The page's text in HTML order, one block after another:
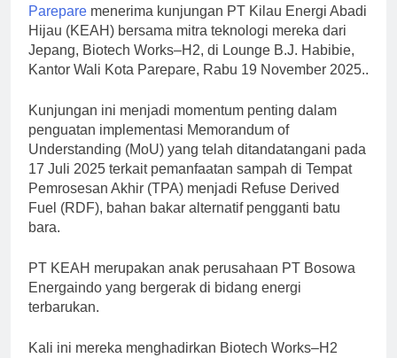
Parepare menerima kunjungan PT Kilau Energi Abadi
Hijau (KEAH) bersama mitra teknologi mereka dari
Jepang, Biotech Works–H2, di Lounge B.J. Habibie,
Kantor Wali Kota Parepare, Rabu 19 November 2025..
Kunjungan ini menjadi momentum penting dalam
penguatan implementasi Memorandum of
Understanding (MoU) yang telah ditandatangani pada
17 Juli 2025 terkait pemanfaatan sampah di Tempat
Pemrosesan Akhir (TPA) menjadi Refuse Derived
Fuel (RDF), bahan bakar alternatif pengganti batu
bara.
PT KEAH merupakan anak perusahaan PT Bosowa
Energaindo yang bergerak di bidang energi
terbarukan.
Kali ini mereka menghadirkan Biotech Works–H2